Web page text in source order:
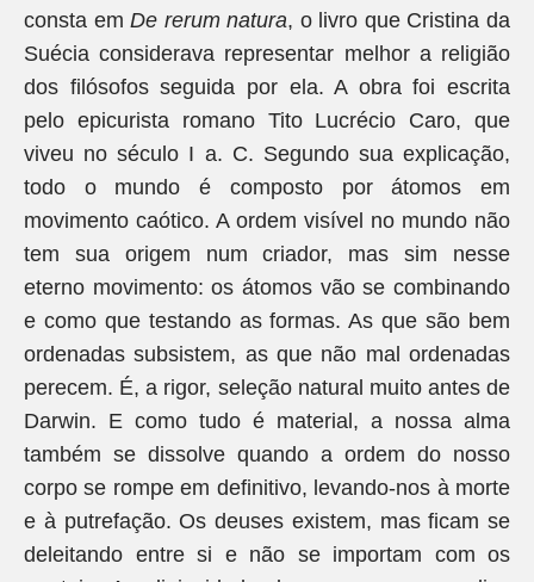
consta emDe rerum natura, o livro que Cristina da
Suécia considerava representar melhor a religião
dos filósofos seguida por ela. A obra foi escrita
pelo epicurista romano Tito Lucrécio Caro, que
viveu no século I a. C. Segundo sua explicação,
todo o mundo é composto por átomos em
movimento caótico. A ordem visível no mundo não
tem sua origem num criador, mas sim nesse
eterno movimento: os átomos vão se combinando
e como que testando as formas. As que são bem
ordenadas subsistem, as que não mal ordenadas
perecem. É, a rigor, seleção natural muito antes de
Darwin. E como tudo é material, a nossa alma
também se dissolve quando a ordem do nosso
corpo se rompe em definitivo, levando-nos à morte
e à putrefação. Os deuses existem, mas ficam se
deleitando entre si e não se importam com os